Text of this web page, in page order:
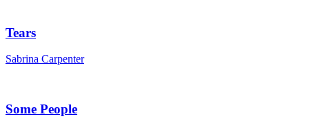
Tears
Sabrina Carpenter
Some People